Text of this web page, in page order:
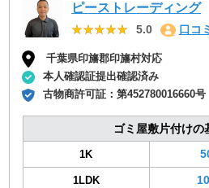
ピーストレーディング
★★★★★
★★★★★ 5.0 口コミ
千葉県印旛郡印旛村対応
本人確認証提出確認済み
古物商許可証：第452780016660号
ゴミ屋敷片付けの
1K
1LDK